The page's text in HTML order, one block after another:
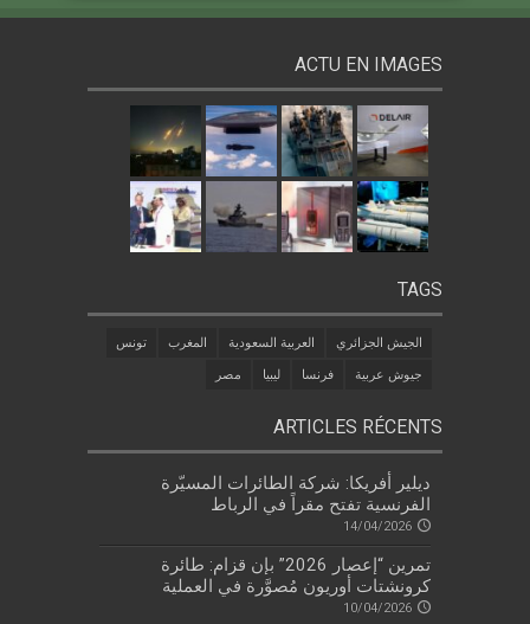
ACTU EN IMAGES
TAGS
الجيش الجزائري العربية السعودية المغرب تونس
جيوش عربية فرنسا ليبيا مصر
ARTICLES RÉCENTS
ديلير أفريكا: شركة الطائرات المسيّرة
الفرنسية تفتح مقراً في الرباط
14/04/2026
تمرين “إعصار 2026” بإن قزام: طائرة
كرونشتات أوريون مُصوَّرة في العملية
10/04/2026